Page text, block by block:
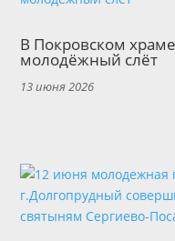
В Покровском
молодёжный слёт
13 июня 2026